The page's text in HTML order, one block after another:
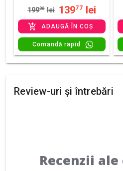
19906 lei 13977 lei
ADAUGĂ ÎN COȘ
Comandă rapid
Review-uri și întrebări
Recenzii